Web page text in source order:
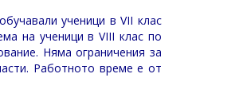
ученици в VII клас
на ученици в VIII клас по
Няма ограничения за
Работното време е от